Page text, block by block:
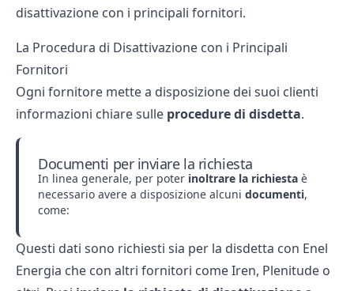
disattivazione con i principali fornitori.
La Procedura di Disattivazione con i Principali
Fornitori
Ogni fornitore mette a disposizione dei suoi clienti
informazioni chiare sulle procedure di disdetta.
Documenti per inviare la richiesta
In linea generale, per poter inoltrare la richiesta è
necessario avere a disposizione alcuni documenti,
come:
Questi dati sono richiesti sia per la disdetta con Enel
Energia che con altri fornitori comeIren, Plenitude o